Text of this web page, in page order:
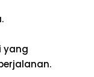
yang